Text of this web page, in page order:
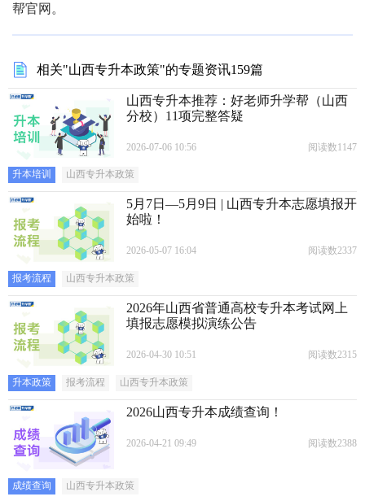
帮官网。
相关"山西专升本政策"的专题资讯159篇
山西专升本推荐：好老师升学帮（山西
分校）11项完整答疑
2026-07-06 10:56 阅读数1147
升本培训 山西专升本政策
5月7日—5月9日 | 山西专升本志愿填报开
始啦！
2026-05-07 16:04 阅读数2337
报考流程 山西专升本政策
2026年山西省普通高校专升本考试网上
填报志愿模拟演练公告
2026-04-30 10:51 阅读数2315
升本政策 报考流程 山西专升本政策
2026山西专升本成绩查询！
2026-04-21 09:49 阅读数2388
成绩查询 山西专升本政策